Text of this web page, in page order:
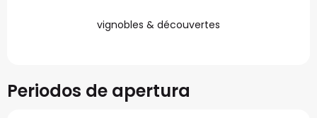
vignobles & découvertes
Periodos de apertura